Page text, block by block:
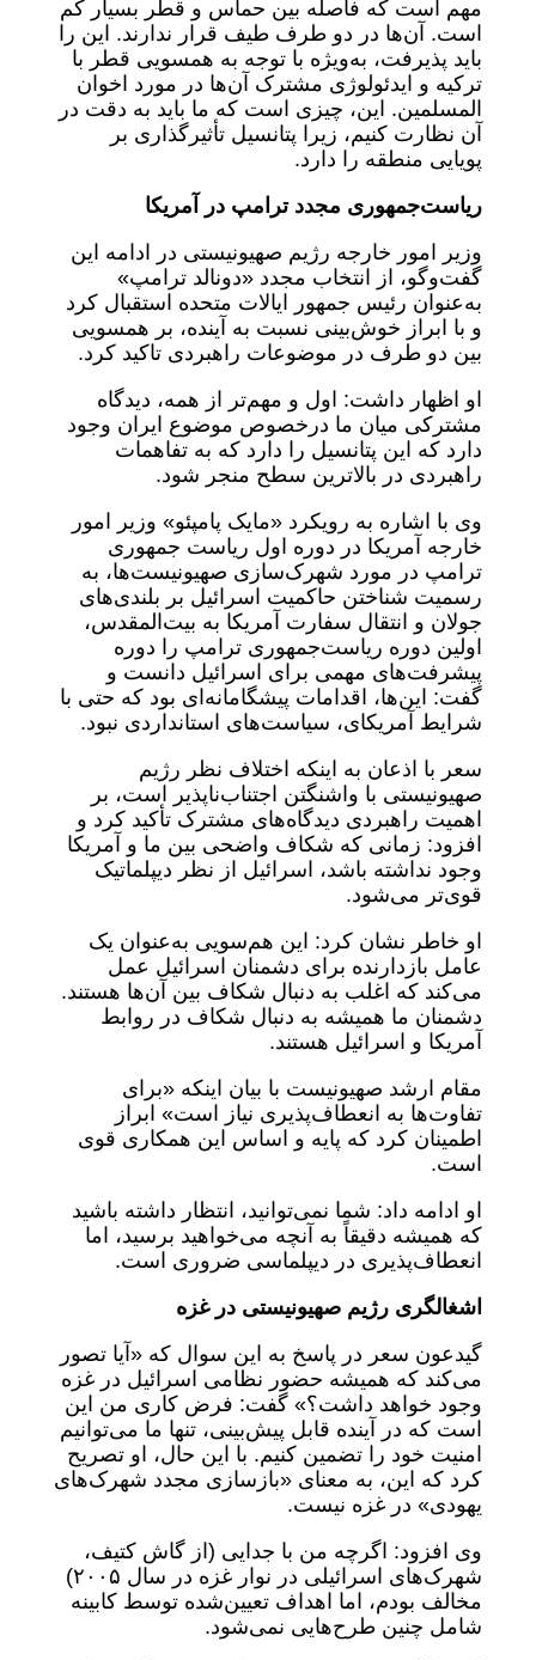
مهم است که فاصله بین حماس و قطر بسیار کم
است. آن‌ها در دو طرف طیف قرار ندارند. این را
باید پذیرفت، به‌ویژه با توجه به همسویی قطر با
ترکیه و ایدئولوژی مشترک آن‌ها در مورد اخوان
المسلمین. این، چیزی است که ما باید به دقت در
آن نظارت کنیم، زیرا پتانسیل تأثیرگذاری بر
پویایی منطقه را دارد.
ریاست‌جمهوری مجدد ترامپ در آمریکا
وزیر امور خارجه رژیم صهیونیستی در ادامه این
گفت‌وگو، از انتخاب مجدد «دونالد ترامپ»
به‌عنوان رئیس جمهور ایالات متحده استقبال کرد
و با ابراز خوش‌بینی نسبت به آینده، بر همسویی
بین دو طرف در موضوعات راهبردی تاکید کرد.
او اظهار داشت: اول و مهم‌تر از همه، دیدگاه
مشترکی میان ما درخصوص موضوع ایران وجود
دارد که این پتانسیل را دارد که به تفاهمات
راهبردی در بالاترین سطح منجر شود.
وی با اشاره به رویکرد «مایک پامپئو» وزیر امور
خارجه آمریکا در دوره اول ریاست جمهوری
ترامپ در مورد شهرک‌سازی صهیونیست‌ها، به
رسمیت شناختن حاکمیت اسرائیل بر بلندی‌های
جولان و انتقال سفارت آمریکا به بیت‌المقدس،
اولین دوره ریاست‌جمهوری ترامپ را دوره
پیشرفت‌های مهمی برای اسرائیل دانست و
گفت: این‌ها، اقدامات پیشگامانه‌ای بود که حتی با
شرایط آمریکای، سیاست‌های استانداردی نبود.
سعر با اذعان به اینکه اختلاف نظر رژیم
صهیونیستی با واشنگتن اجتناب‌ناپذیر است، بر
اهمیت راهبردی دیدگاه‌های مشترک تأکید کرد و
افزود: زمانی که شکاف واضحی بین ما و آمریکا
وجود نداشته باشد، اسرائیل از نظر دیپلماتیک
قوی‌تر می‌شود.
او خاطر نشان کرد: این هم‌سویی به‌عنوان یک
عامل بازدارنده برای دشمنان اسرائیل عمل
می‌کند که اغلب به دنبال شکاف بین آن‌ها هستند.
دشمنان ما همیشه به دنبال شکاف در روابط
آمریکا و اسرائیل هستند.
مقام ارشد صهیونیست با بیان اینکه «برای
تفاوت‌ها به انعطاف‌پذیری نیاز است» ابراز
اطمینان کرد که پایه و اساس این همکاری قوی
است.
او ادامه داد: شما نمی‌توانید، انتظار داشته باشید
که همیشه دقیقاً به آنچه می‌خواهید برسید، اما
انعطاف‌پذیری در دیپلماسی ضروری است.
اشغالگری رژیم صهیونیستی در غزه
گیدعون سعر در پاسخ به این سوال که «آیا تصور
می‌کند که همیشه حضور نظامی اسرائیل در غزه
وجود خواهد داشت؟» گفت: فرض کاری من این
است که در آینده قابل پیش‌بینی، تنها ما می‌توانیم
امنیت خود را تضمین کنیم. با این حال، او تصریح
کرد که این، به معنای «بازسازی مجدد شهرک‌های
یهودی» در غزه نیست.
وی افزود: اگرچه من با جدایی (از گاش کتیف،
شهرک‌های اسرائیلی در نوار غزه در سال ۲۰۰۵)
مخالف بودم، اما اهداف تعیین‌شده توسط کابینه
شامل چنین طرح‌هایی نمی‌شود.